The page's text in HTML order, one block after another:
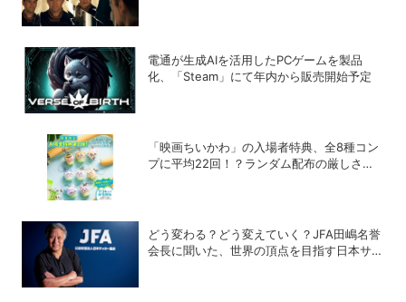
電通が生成AIを活用したPCゲームを製品
化、「Steam」にて年内から販売開始予定
「映画ちいかわ」の入場者特典、全8種コン
プに平均22回！？ランダム配布の厳しさに
どう変わる？どう変えていく？JFA田嶋名誉
会長に聞いた、世界の頂点を目指す日本サッ